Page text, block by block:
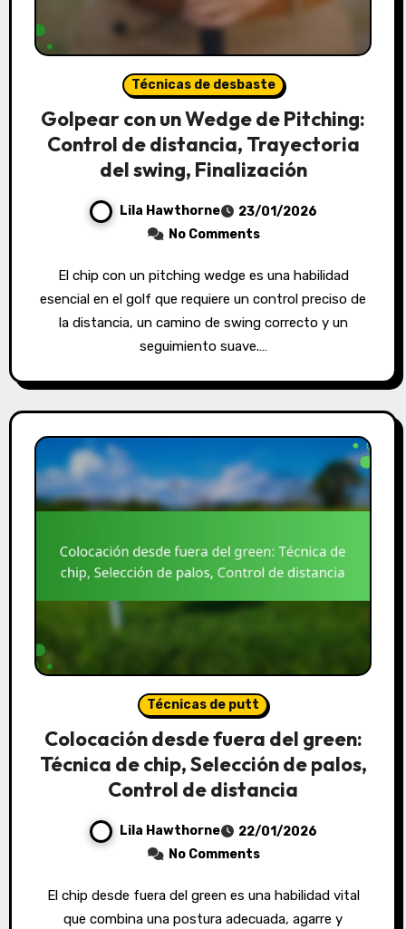
Técnicas de desbaste
Golpear con un Wedge de Pitching:
Control de distancia, Trayectoria
del swing, Finalización
Lila Hawthorne
23/01/2026
No Comments
El chip con un pitching wedge es una habilidad
esencial en el golf que requiere un control preciso de
la distancia, un camino de swing correcto y un
seguimiento suave.…
Técnicas de putt
Colocación desde fuera del green:
Técnica de chip, Selección de palos,
Control de distancia
Lila Hawthorne
22/01/2026
No Comments
El chip desde fuera del green es una habilidad vital
que combina una postura adecuada, agarre y